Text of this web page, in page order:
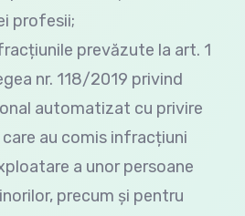
profesii;
prevăzute la art. 1
nr. 118/2019 privind
automatizat cu privire
au comis infracțiuni
a unor persoane
precum și pentru